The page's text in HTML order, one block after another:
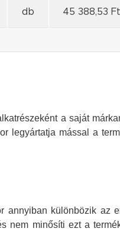
db 45 388,53 Ft
a saját
legyártatja mással a
annyiban különbözik az
nem minősíti ezt a